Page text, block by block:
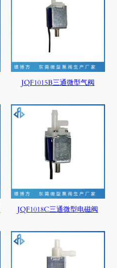
JQF1015B三通微型气阀
JQF1018C三通微型电磁阀